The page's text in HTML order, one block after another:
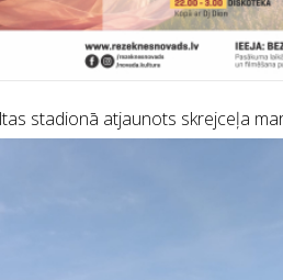
stadionā atjaunots skrejceļa